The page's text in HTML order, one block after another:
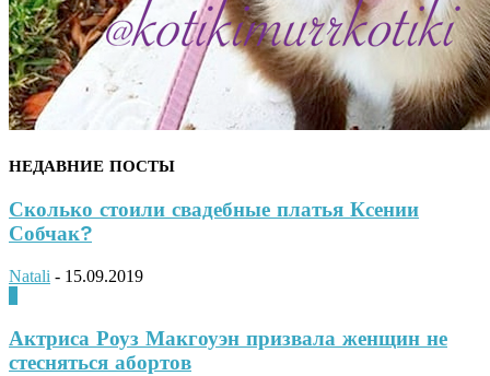
НЕДАВНИЕ ПОСТЫ
Сколько стоили свадебные платья Ксении
Собчак?
Natali - 15.09.2019
Актриса Роуз Макгоуэн призвала женщин не
стесняться абортов